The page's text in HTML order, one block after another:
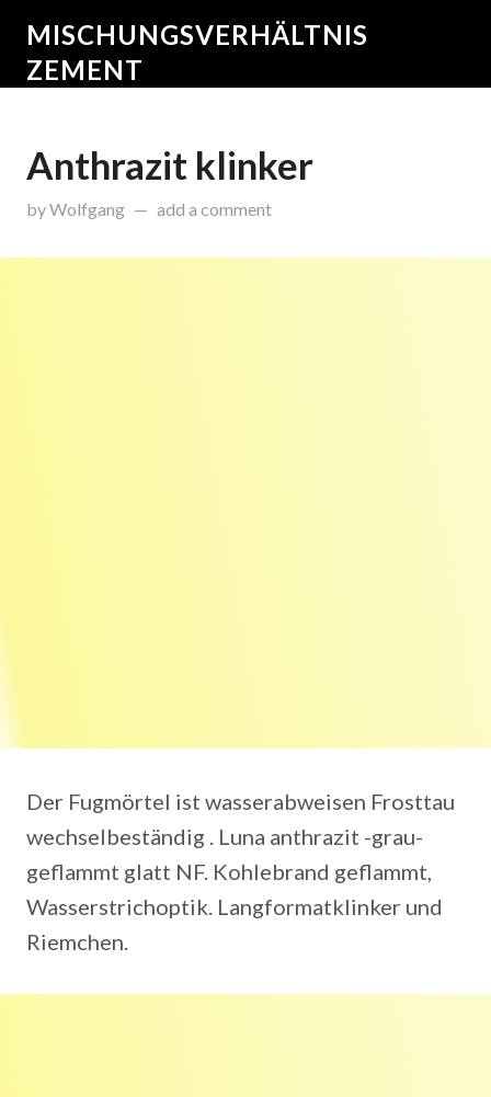
MISCHUNGSVERHÄLTNIS
ZEMENT
Anthrazit klinker
byWolfgang onMai 29, 2015
add a comment
Der Fugmörtel ist wasserabweisen Frosttau
wechselbeständig . Luna anthrazit -grau-
geflammt glatt NF. Kohlebrand geflammt,
Wasserstrichoptik. Langformatklinker und
Riemchen.